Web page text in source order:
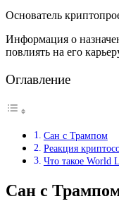
Основатель
Информация о
повлиять на его
Оглавление
Сан с Трампом
Реакция
Что такое World
Сан с